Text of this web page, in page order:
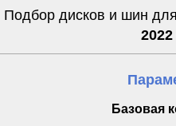
Подбор дисков и шин
Базовая